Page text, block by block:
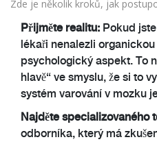
Zde je několik kroků, jak
Přijměte realitu: Pokud
lékaři nenalezli
psychologický aspekt. To
hlavě“ ve smyslu, že si to
systém varování v mozku
Najděte specializovaného
odborníka, který má